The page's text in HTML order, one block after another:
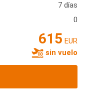
7 días
0
615 EUR
sin vuelo